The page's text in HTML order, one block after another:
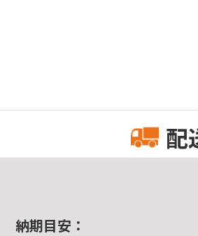
配
納期目安：